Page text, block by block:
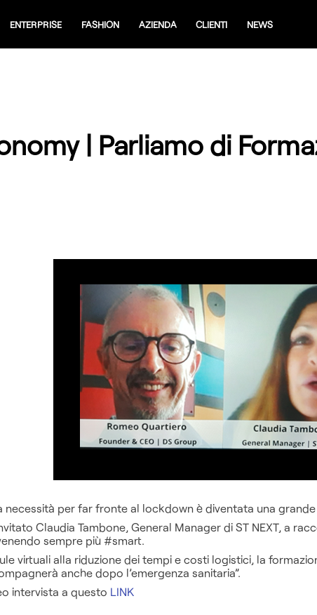
ENTERPRISE FASHION AZIENDA CLIENTI NEWS
| Parliamo di
necessità per far fronte al lockdown è diventata una
Claudia Tambone, General Manager di ST NEXT, a
sempre più #smart.
virtuali alla riduzione dei tempi e costi logistici, la
anche dopo l’emergenza sanitaria”.
intervista a questo LINK